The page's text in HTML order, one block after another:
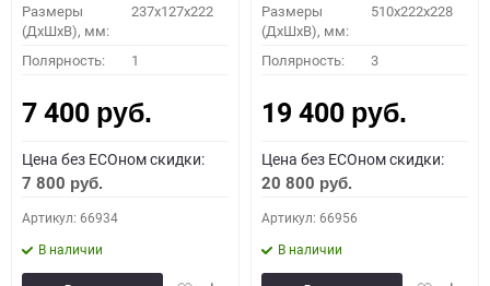
Размеры
(ДхШхВ), мм:
237x127x222
Полярность: 1
7 400 руб.
Цена без ECOном скидки:
7 800 руб.
Артикул: 66934
В наличии
Размеры
(ДхШхВ), мм:
510x222x228
Полярность: 3
19 400 руб.
Цена без ECOном скидки:
20 800 руб.
Артикул: 66956
В наличии